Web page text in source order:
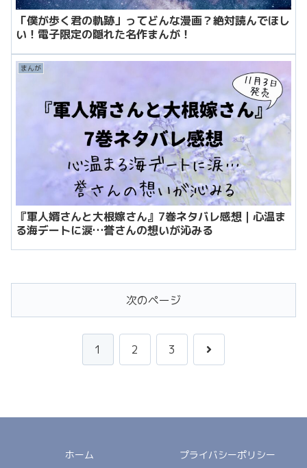
「僕が歩く君の軌跡」ってどんな漫画？絶対読んでほし
い！電子限定の隠れた名作まんが！
まんが
『軍人婿さんと大根嫁さん』7巻ネタバレ感想｜心温ま
る海デートに涙…誉さんの想いが沁みる
次のページ
1 2 3
次
ホーム
プライバシーポリシー